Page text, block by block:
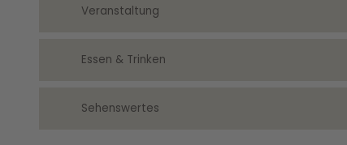
Veranstaltung
Essen & Trinken
Sehenswertes